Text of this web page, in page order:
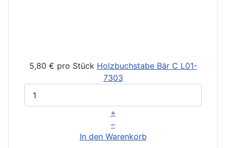
5,80 € pro Stück Holzbuchstabe Bär C L01-
7303
+
–
In den Warenkorb